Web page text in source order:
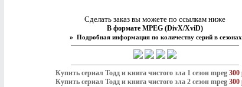
Сделать заказ вы можете по ссылкам ниже
В формате MPEG (DivX/XviD)
» Подробная информация по количеству серий в сезонах
Купить сериал Тодд и книга чистого зла 1 сезон mpeg 300
Купить сериал Тодд и книга чистого зла 2 сезон mpeg 300